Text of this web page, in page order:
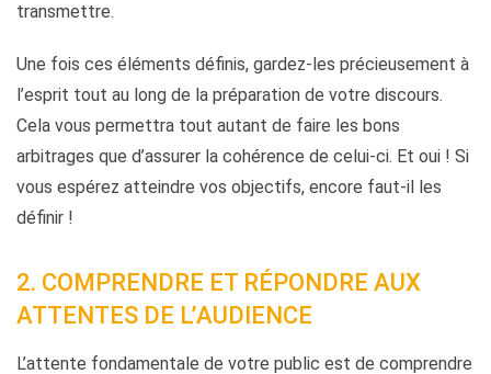
transmettre.
Une fois ces éléments définis, gardez-les précieusement à
l’esprit tout au long de la préparation de votre discours.
Cela vous permettra tout autant de faire les bons
arbitrages que d’assurer la cohérence de celui-ci. Et oui ! Si
vous espérez atteindre vos objectifs, encore faut-il les
définir !
2. COMPRENDRE ET RÉPONDRE AUX
ATTENTES DE L’AUDIENCE
L’attente fondamentale de votre public est de comprendre